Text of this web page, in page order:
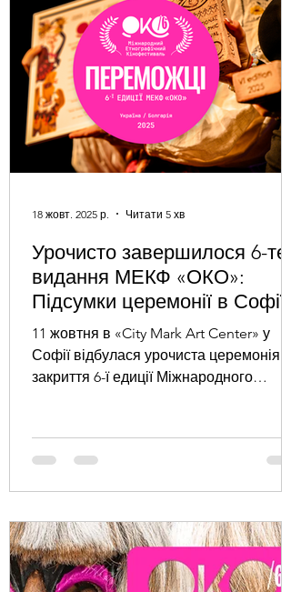
● «Квіти України» , реж. Аделіна Борец.
У період з 3 по 31 жовтня болгарська
публіка мала змогу переглян
Урочисто завершилося 6-те
видання МЕКФ «ОКО»:
Підсумки церемонії в Софії
11 жовтня в «City Mark Art Center» у
Софії відбулася урочиста церемонія
закриття 6-ї едиції Міжнародного
Болгарію та Україну в єдиному
культурному просторі. Подія зібрала
та поціновувачів кіно, аби відзначити
силу людських історій і культурний
діалог між двома народами.
18 жовт. 2025 р. Читати 5 хв